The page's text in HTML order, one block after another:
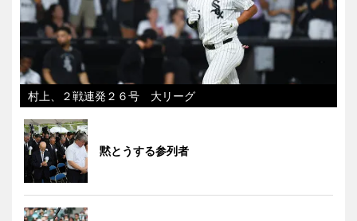
村上、２戦連発２６号 大リーグ
黙とうする参列者